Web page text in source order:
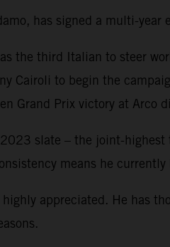
has signed a multi-
the third Italian to steer
Cairoli to begin the
Grand Prix victory at Arco
slate – the joint-
means he
appreciated. He has